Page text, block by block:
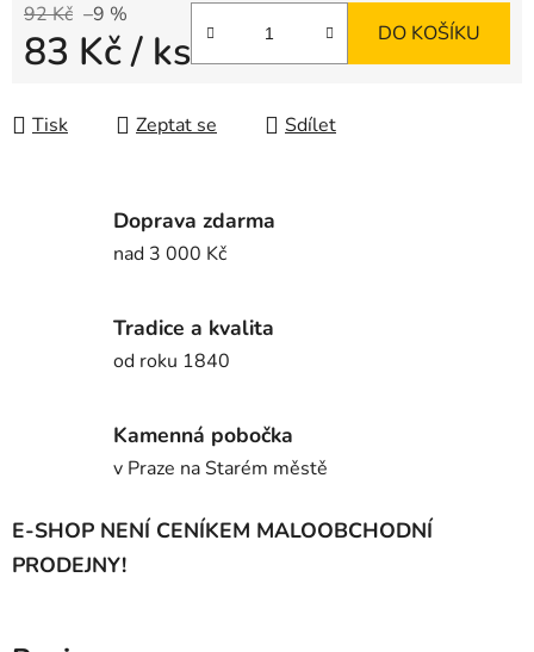
92 Kč –9 %
83 Kč/ ks DO KOŠÍKU
Tisk Zeptat se Sdílet
Doprava zdarma
nad 3 000 Kč
Tradice a kvalita
od roku 1840
Kamenná pobočka
v Praze na Starém městě
E-SHOP NENÍ CENÍKEM MALOOBCHODNÍ
PRODEJNY!